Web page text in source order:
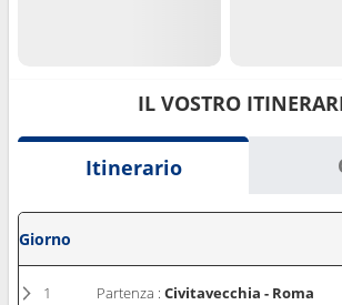
IL VOSTRO
Itinerario
Giorno
1 Partenza :Civitavecchia - Roma